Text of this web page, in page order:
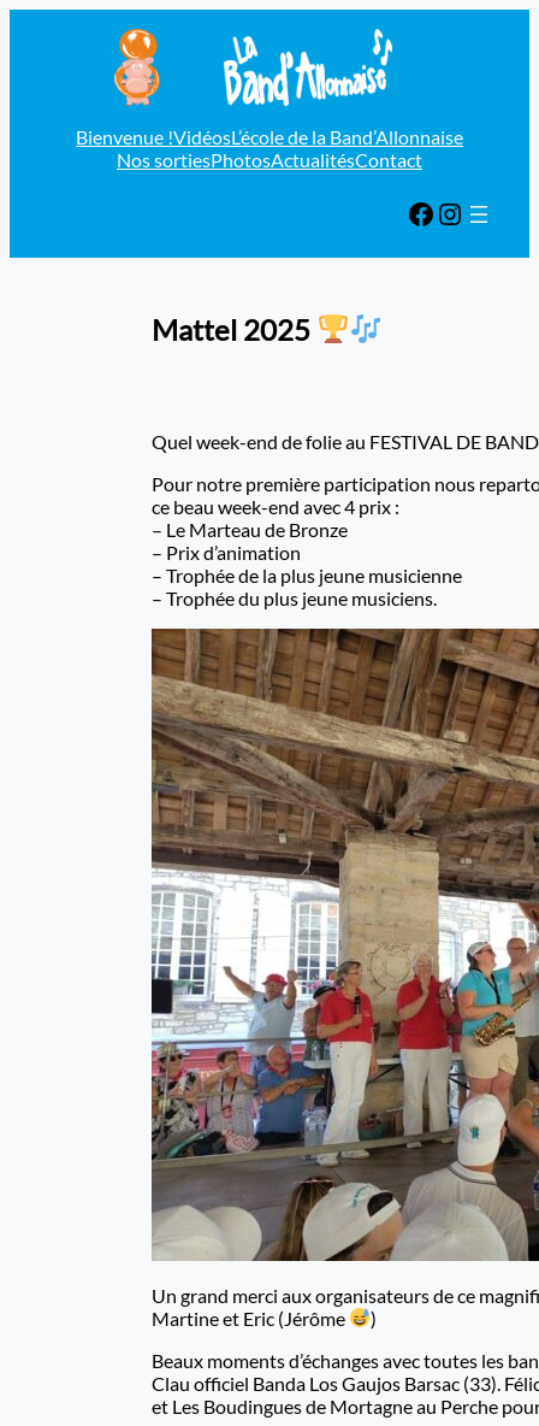
Bienvenue !VidéosL’école de la Band’Allonnaise
Nos sortiesPhotosActualitésContact
Facebook Instagram
Mattel 2025
Quel week-end de folie au FESTIVAL DE
Pour notre première participation nous
ce beau week-end avec 4 prix :
– Le Marteau de Bronze
– Prix d’animation
– Trophée de la plus jeune musicienne
– Trophée du plus jeune musiciens.
Un grand merci aux organisateurs de ce
Martine et Eric (Jérôme
)
Beaux moments d’échanges avec toutes les
Clau officiel Banda Los Gaujos Barsac (33).
et Les Boudingues de Mortagne au Perche